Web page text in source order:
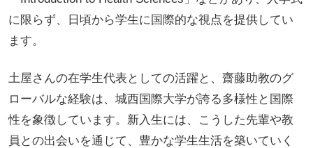
に限らず、日頃から学生に国際的な視点を提供してい
ます。
土屋さんの在学生代表としての活躍と、齋藤助教のグ
ローバルな経験は、城西国際大学が誇る多様性と国際
性を象徴しています。新入生には、こうした先輩や教
員との出会いを通じて、豊かな学生生活を築いていく